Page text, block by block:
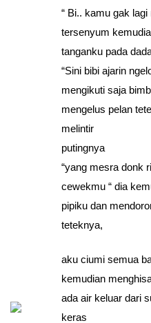
“ Bi.. kamu gak lagi
tersenyum
tanganku pada
“Sini bibi ajarin
mengikuti saja
mengelus pelan
melintir
putingnya
“yang mesra donk
cewekmu “ dia
pipiku dan
teteknya,
aku ciumi semua
kemudian
ada air keluar dari
keras